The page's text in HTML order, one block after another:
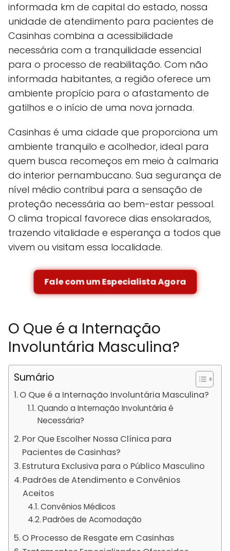
informada km de capital do estado, nossa
unidade de atendimento para pacientes de
Casinhas combina a acessibilidade
necessária com a tranquilidade essencial
para o processo de reabilitação. Com não
informada habitantes, a região oferece um
ambiente propício para o afastamento de
gatilhos e o início de uma nova jornada.
Casinhas é uma cidade que proporciona um
ambiente tranquilo e acolhedor, ideal para
quem busca recomeços em meio à calmaria
do interior pernambucano. Sua segurança de
nível médio contribui para a sensação de
proteção necessária ao bem-estar pessoal.
O clima tropical favorece dias ensolarados,
trazendo vitalidade e esperança a todos que
vivem ou visitam essa localidade.
Fale com um Especialista Agora
O Que é a Internação
Involuntária Masculina?
Sumário
O Que é a Internação Involuntária Masculina?
Quando a Internação Involuntária é
Necessária?
Por Que Escolher Nossa Clínica para
Pacientes de Casinhas?
Estrutura Exclusiva para o Público Masculino
Padrões de Atendimento e Convênios
Aceitos
Convênios Médicos
Padrões de Acomodação
O Processo de Resgate em Casinhas